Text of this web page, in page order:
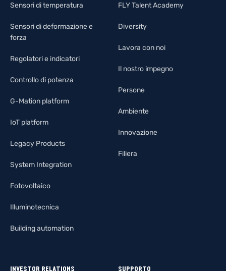
Sensori di temperatura
Sensori di deformazione e
forza
Regolatori e indicatori
Controllo di potenza
G-Mation platform
IoT platform
Legacy Products
System Integration
Fotovoltaico
Illuminotecnica
Building automation
FLY Talent Academy
Diversity
Lavora con noi
Il nostro impegno
Persone
Ambiente
Innovazione
Filiera
INVESTOR RELATIONS SUPPORTO